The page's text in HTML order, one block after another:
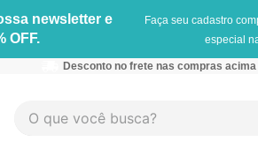
newsletter e
OFF.
Faça seu cadastro
especial
Desconto no frete nas compras acima
O que você busca?